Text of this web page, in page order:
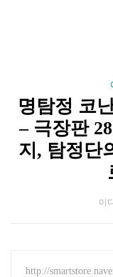
명탐정 코
– 극장판
지, 탐정단
미
http://